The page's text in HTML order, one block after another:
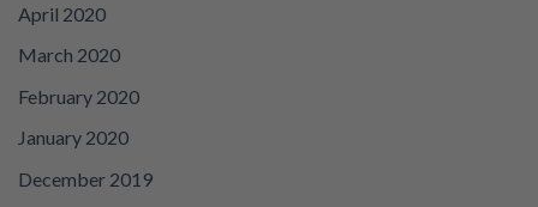
April 2020
March 2020
February 2020
January 2020
December 2019